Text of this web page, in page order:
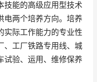
技能的高级应用型技术
电两个培养方向。培养
实际工作能力的专业性
、工厂铁路专用线、城
试验、运用、维修保养